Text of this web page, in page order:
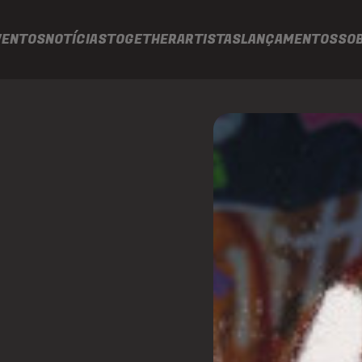
NOTÍCIASTOGETHERARTISTASLANÇAMENTOS